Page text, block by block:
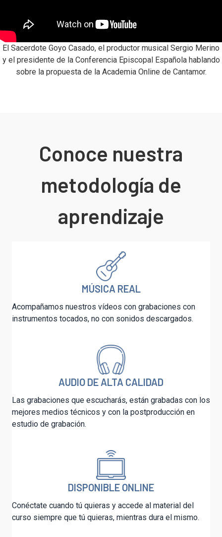
El Sacerdote Goyo Casado, el productor musical Sergio Merino
y el presidente de la Conferencia Episcopal Española hablando
sobre la propuesta de la Academia Online de Cantamor.
Conoce nuestra
metodología de
aprendizaje
MÚSICA REAL
Acompañamos nuestros vídeos con grabaciones con
instrumentos tocados, no con sonidos descargados.
AUDIO DE ALTA CALIDAD
Las grabaciones que escucharás, están grabadas con los
mejores medios técnicos y con la postproducción en
estudio de grabación.
DISPONIBLE ONLINE
Conéctate cuando tú quieras y accede al material del
curso siempre que tú quieras, mientras dura el mismo.